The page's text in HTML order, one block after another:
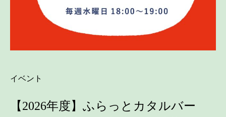
イベント
【2026年度】ふらっとカタルバー